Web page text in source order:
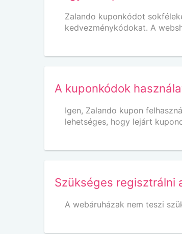
Zalando kuponkódot
kedvezménykódokat. A
A kuponkódok
Igen, Zalando kupon
lehetséges, hogy lejárt
Szükséges regisztrálni
A webáruházak nem teszi